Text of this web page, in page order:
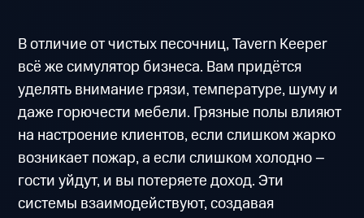
В отличие от чистых песочниц, Tavern Keeper
всё же симулятор бизнеса. Вам придётся
уделять внимание грязи, температуре, шуму и
даже горючести мебели. Грязные полы влияют
на настроение клиентов, если слишком жарко
возникает пожар, а если слишком холодно –
гости уйдут, и вы потеряете доход. Эти
системы взаимодействуют, создавая